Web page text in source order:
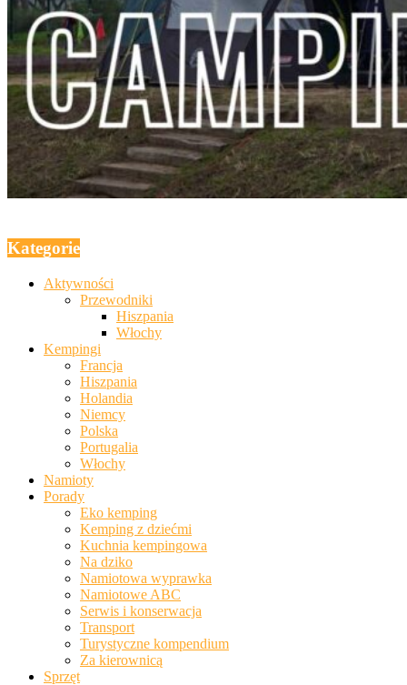
Kategorie
Aktywności
Przewodniki
Hiszpania
Włochy
Kempingi
Francja
Hiszpania
Holandia
Niemcy
Polska
Portugalia
Włochy
Namioty
Porady
Eko kemping
Kemping z dziećmi
Kuchnia kempingowa
Na dziko
Namiotowa wyprawka
Namiotowe ABC
Serwis i konserwacja
Transport
Turystyczne kompendium
Za kierownicą
Sprzęt